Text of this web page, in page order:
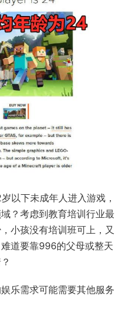
以下未成年人进入游戏，
？考虑到教育培训行业最
小孩没有培训班可上，又
道要靠996的父母或整天
乐需求可能需要其他服务